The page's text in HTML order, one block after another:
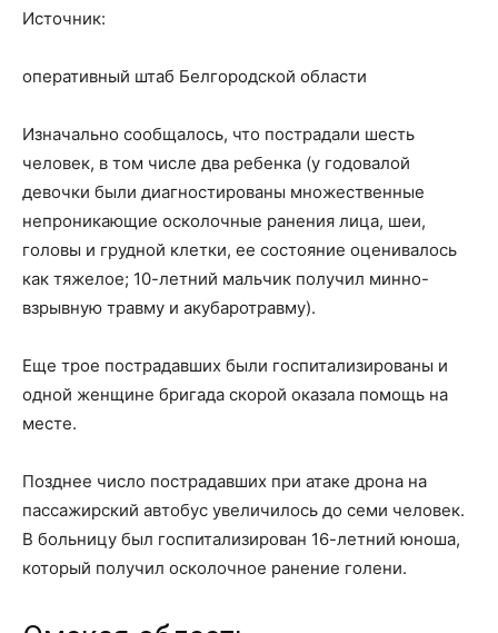
Источник:
оперативный штаб Белгородской области
Изначально сообщалось, что пострадали шесть
человек, в том числе два ребенка (у годовалой
девочки были диагностированы множественные
непроникающие осколочные ранения лица, шеи,
головы и грудной клетки, ее состояние оценивалось
как тяжелое; 10-летний мальчик получил минно-
взрывную травму и акубаротравму).
Еще трое пострадавших были госпитализированы и
одной женщине бригада скорой оказала помощь на
месте.
Позднее число пострадавших при атаке дрона на
пассажирский автобус увеличилось до семи человек.
В больницу был госпитализирован 16-летний юноша,
который получил осколочное ранение голени.